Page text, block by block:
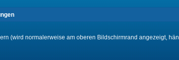
(wird normalerweise am oberen Bildschirmrand angezeigt,